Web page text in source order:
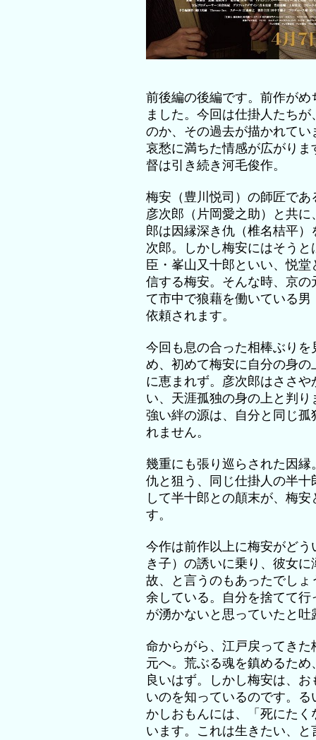
前後編の後編です。前作が
ました。今回は仕掛人たち
のか、その過去が描かれて
哀愁に満ちた情感が広がり
督は引き続き河毛俊作。
梅安（豊川悦司）の師匠で
彦次郎（片岡愛之助）と共
郎は因縁深き仇（椎名桔平
次郎。しかし梅安にはそう
臣・峯山又十郎といい、悦
信する梅安。そんな時、京
て市中で狼藉を働いている
依頼されます。
今回も息の合った相棒ぶり
め、初めて梅安に自分の身
に恵まれず。彦次郎はささ
い、天涯孤独の身の上と判
強い絆の源は、自分と同じ
れません。
幾重にも張り巡らされた因
仇と狙う、同じ仕掛人の半
して半十郎との顛末が、梅
す。
今作は前作以上に梅安がど
き子）の誘いに乗り、彼女
故、と言うのもあったでし
余している。自分を捨てて
が湧かないと思っていたと吐
命からがら、江戸戻ってき
元へ。荒ぶる魂を鎮めるた
良いはず。しかし梅安は、
いのを知っているのです。
かしおもんには、「死にた
います。これは生きたい、